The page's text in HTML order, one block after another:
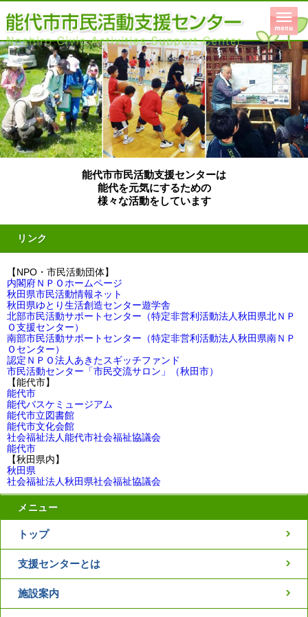
能代市市民活動支援センターは
能代を元気にするための
様々な活動をしています
リンク
【NPO・市民活動団体】
内閣府ＮＰＯホームページ
秋田県市民活動情報ネット
秋田県ゆとり生活創造センター遊学舎
北部市民活動サポートセンター（特定非営利活動法人秋田県北ＮＰ
Ｏ支援センター）
南部市民活動サポートセンター（特定非営利活動法人秋田県南ＮＰ
Ｏセンター）
認定ＮＰＯ法人あきたスギッチファンド
市民活動センター「市民交流サロン」（秋田市）
【能代市】
能代市
能代バスケミュージアム
能代市立図書館
能代市文化会館
社会福祉法人能代市社会福祉協議会
能代市
【秋田県内】
秋田県
社会福祉法人秋田県社会福祉協議会
メニュー
トップ
支援センターとは
施設案内